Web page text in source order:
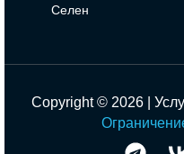
Селен
Copyright © 2026 |